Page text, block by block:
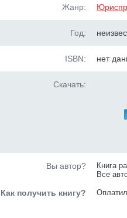
Жанр:
Год:
ISBN: нет
Скачать:
Вы автор?
Книга
Все
Как получить книгу?